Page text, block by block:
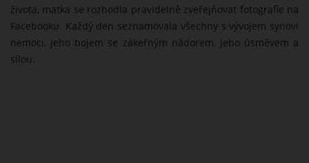
života, matka se rozhodla pravidelně zveřejňovat fotografie na
Facebooku. Každý den seznamovala všechny s vývojem synovi
nemoci, jeho bojem se zákeřným nádorem, jeho úsměvem a
sílou.